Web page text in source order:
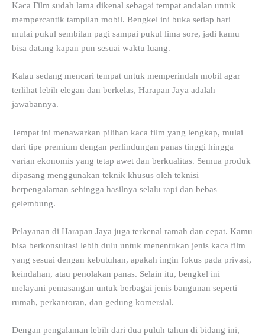
Kaca Film sudah lama dikenal sebagai tempat andalan untuk
mempercantik tampilan mobil. Bengkel ini buka setiap hari
mulai pukul sembilan pagi sampai pukul lima sore, jadi kamu
bisa datang kapan pun sesuai waktu luang.
Kalau sedang mencari tempat untuk memperindah mobil agar
terlihat lebih elegan dan berkelas, Harapan Jaya adalah
jawabannya.
Tempat ini menawarkan pilihan kaca film yang lengkap, mulai
dari tipe premium dengan perlindungan panas tinggi hingga
varian ekonomis yang tetap awet dan berkualitas. Semua produk
dipasang menggunakan teknik khusus oleh teknisi
berpengalaman sehingga hasilnya selalu rapi dan bebas
gelembung.
Pelayanan di Harapan Jaya juga terkenal ramah dan cepat. Kamu
bisa berkonsultasi lebih dulu untuk menentukan jenis kaca film
yang sesuai dengan kebutuhan, apakah ingin fokus pada privasi,
keindahan, atau penolakan panas. Selain itu, bengkel ini
melayani pemasangan untuk berbagai jenis bangunan seperti
rumah, perkantoran, dan gedung komersial.
Dengan pengalaman lebih dari dua puluh tahun di bidang ini,